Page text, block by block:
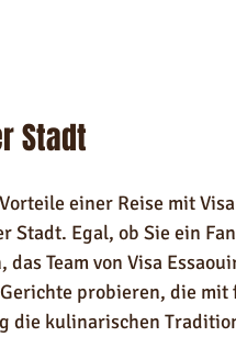
Stadt
einer Reise mit
Stadt. Egal, ob Sie ein
Team von Visa
probieren, die
die kulinarischen